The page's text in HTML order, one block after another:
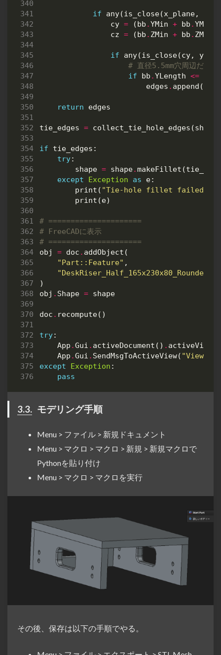
if any(is_close(x_plane,
cy = (bb .YMin + bb .YMax
cz = (bb . ZMin + bb . ZMax
if any(is_close(cy, y
# 直径5.5mm穴周辺だけ拾
if
bb .YLength <=
edges . append (
return edges
tie_edges = collect_tie_hole_edges (shape
if tie_edges :
try:
shape = shape.makeFillet (
except
Exception as e:
print ( "Tie-hole fillet failed.
print (e)
# =====================
# FreeCADに表示
# =====================
obj
= doc . addObject (
"Part::Feature" ,
)
obj . Shape = shape
doc . recompute()
try:
App .Gui . activeDocument () . activeView
App .Gui . SendMsgToActiveView(
except
Exception :
pass
3.3. モデリング手順
Menu > ファイル > 新規ドキュメント
Menu > マクロ > マクロ > 新規 > 新規マクロで
Pythonを貼り付け
Menu > マクロ > マクロを実行
その後、保存は以下の手順でやる。